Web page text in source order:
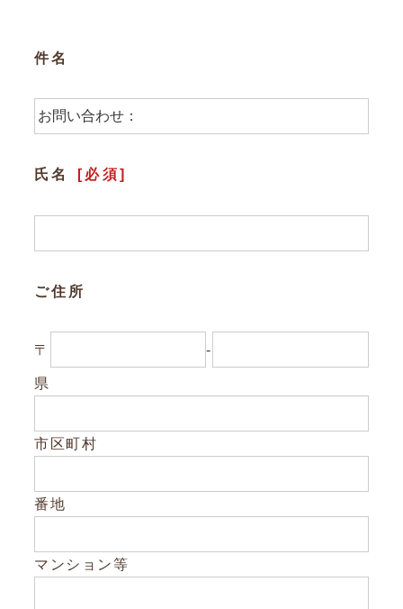
施工事例
参加企業/団体一覧
Column
構造材パッケージ
潜入！岐阜県産材ができるまで
Dr.みのりんの実験室
対談シリーズ
ぎふの木コラム
Other
お問い合わせ
件名
氏名 [必須]
ご住所
〒 -
県
市区町村
番地
マンション等